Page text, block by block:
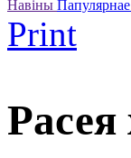
Навіны Папулярнае
Print
Расея